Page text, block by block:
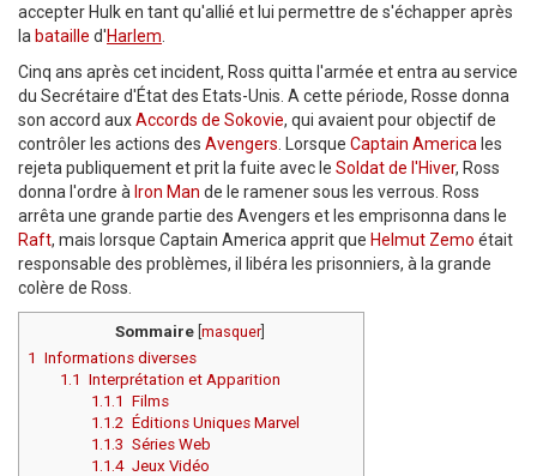
accepter Hulk en tant qu'allié et lui permettre de s'échapper après
la bataille d'Harlem
Cinq ans après cet incident, Ross quitta l'armée et entra au service
du Secrétaire d'État des Etats-Unis. A cette période, Rosse donna
son accord auxAccords de Sokovie, qui avaient pour objectif de
contrôler les actions des Avengers . Lorsque Captain America les
rejeta publiquement et prit la fuite avec le Soldat de l'Hiver, Ross
donna l'ordre à Iron Man de le ramener sous les verrous. Ross
arrêta une grande partie des Avengers et les emprisonna dans le
Raft, mais lorsque Captain America apprit que Helmut Zemo était
responsable des problèmes, il libéra les prisonniers, à la grande
colère de Ross.
Sommaire[ masquer]
1 Informations diverses
1.1 Interprétation et Apparition
1.1.1
Films
1.1.2 Éditions Uniques Marvel
1.1.3 Séries Web
1.1.4 Jeux Vidéo